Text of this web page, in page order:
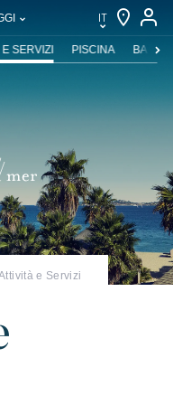
IT
IT
SERVIZI PISCINA BAR &
e Servizi